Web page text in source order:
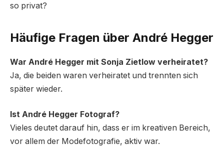
so privat?
Häufige Fragen über André Hegger
War André Hegger mit Sonja Zietlow verheiratet?
Ja, die beiden waren verheiratet und trennten sich
später wieder.
Ist André Hegger Fotograf?
Vieles deutet darauf hin, dass er im kreativen Bereich,
vor allem der Modefotografie, aktiv war.